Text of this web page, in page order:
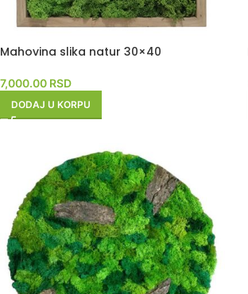
Mahovina slika natur 30×40
7,000.00 RSD
DODAJ U KORPU